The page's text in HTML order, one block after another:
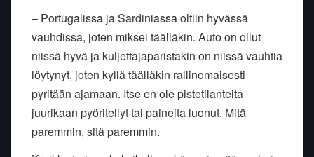
– Portugalissa ja Sardiniassa oltiin hyvässä
vauhdissa, joten miksei täälläkin. Auto on ollut
niissä hyvä ja kuljettajaparistakin on niissä vauhtia
löytynyt, joten kyllä täälläkin rallinomaisesti
pyritään ajamaan. Itse en ole pistetilanteita
juurikaan pyöritellyt tai paineita luonut. Mitä
paremmin, sitä paremmin.